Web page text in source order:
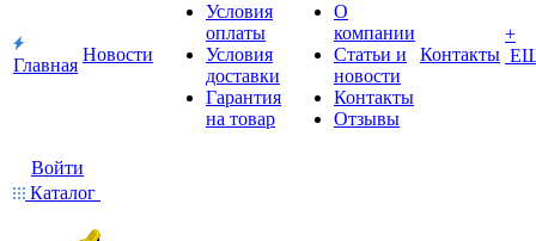
Главная
Новости
Условия
оплаты
Условия
доставки
Гарантия
на товар
О
компании
Статьи и
новости
Контакты
Отзывы
Контакты
+
Войти
Каталог